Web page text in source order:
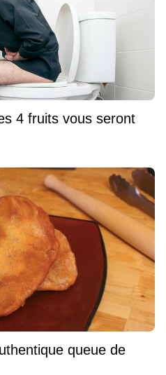
4 fruits vous seront
queue de